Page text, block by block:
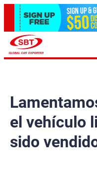
el vehículo
sido